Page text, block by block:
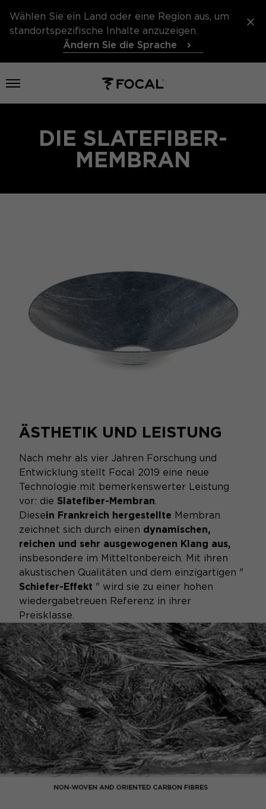
Wählen Sie ein Land oder eine Region aus, um
standortspezifische Inhalte anzuzeigen.
Ändern Sie die Sprache
Menü öffnen
DIE SLATEFIBER-
MEMBRAN
ÄSTHETIK UND LEISTUNG
Nach mehr als vier Jahren Forschung und
Entwicklung stellt Focal 2019 eine neue
Technologie mit bemerkenswerter Leistung
vor: die Slatefiber-Membran.
Diesein Frankreich hergestellte Membran
zeichnet sich durch einen dynamischen,
reichen und sehr ausgewogenen Klang aus,
insbesondere im Mitteltonbereich. Mit ihren
akustischen Qualitäten und dem einzigartigen "
Schiefer-Effekt " wird sie zu einer hohen
wiedergabetreuen Referenz in ihrer
Preisklasse.